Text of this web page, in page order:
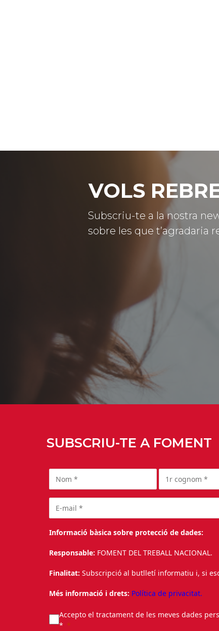
VOLS
Subscriu-te a la nostra
sobre les que t’agradaria
SUBSCRIU-TE A FOMENT
Informació bàsica sobre protecció de dades:
Responsable: FOMENT DEL TREBALL NACIONAL.
Finalitat: Subscripció al butlletí informatiu i, si
Més informació i drets: Política de privacitat.
Accepto el tractament de les meves dades
*